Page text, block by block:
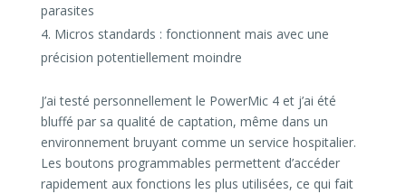
parasites
Micros standards : fonctionnent mais avec une
précision potentiellement moindre
J’ai testé personnellement le PowerMic 4 et j’ai été
bluffé par sa qualité de captation, même dans un
environnement bruyant comme un service hospitalier.
Les boutons programmables permettent d’accéder
rapidement aux fonctions les plus utilisées, ce qui fait